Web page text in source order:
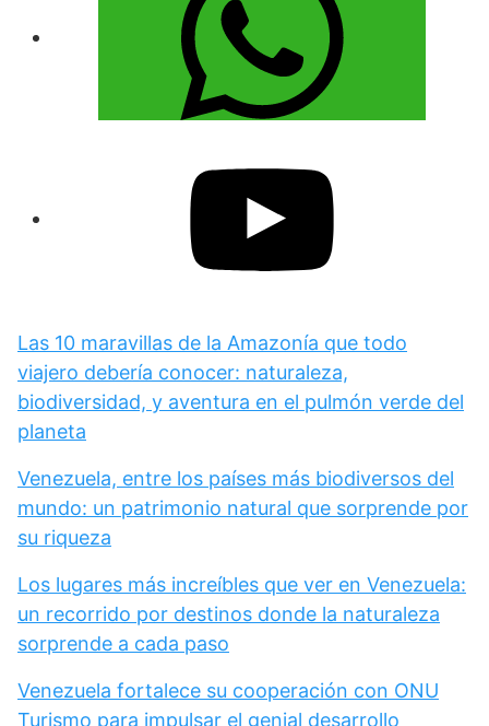
Las 10 maravillas de la Amazonía que todo
viajero debería conocer: naturaleza,
biodiversidad, y aventura en el pulmón verde del
planeta
Venezuela, entre los países más biodiversos del
mundo: un patrimonio natural que sorprende por
su riqueza
Los lugares más increíbles que ver en Venezuela:
un recorrido por destinos donde la naturaleza
sorprende a cada paso
Venezuela fortalece su cooperación con ONU
Turismo para impulsar el genial desarrollo